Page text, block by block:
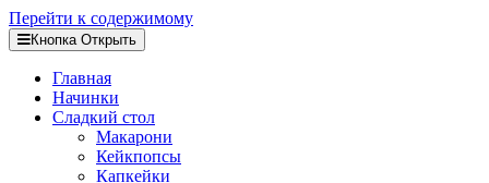
Перейти к содержимому
Кнопка Открыть
Главная
Начинки
Сладкий стол
Макарони
Кейкпопсы
Капкейки